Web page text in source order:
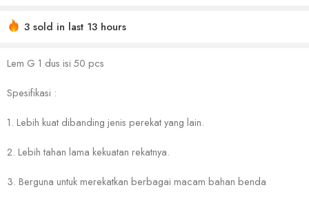
3 sold in last 13 hours
Lem G 1 dus isi 50 pcs
Spesifikasi :
1. Lebih kuat dibanding jenis perekat yang lain.
2. Lebih tahan lama kekuatan rekatnya.
3. Berguna untuk merekatkan berbagai macam bahan benda